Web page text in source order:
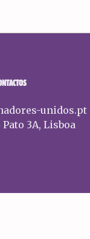
unidos.pt
3A, Lisboa